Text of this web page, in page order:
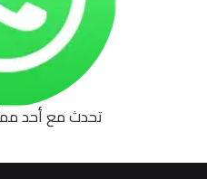
تحدث مع أحد